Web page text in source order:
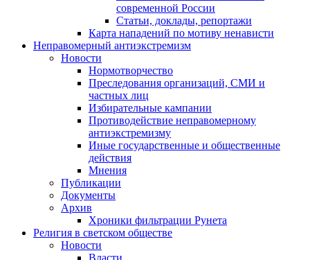
современной России
Статьи, доклады, репортажи
Карта нападений по мотиву ненависти
Неправомерный антиэкстремизм
Новости
Нормотворчество
Преследования организаций, СМИ и
частных лиц
Избирательные кампании
Противодействие неправомерному
антиэкстремизму
Иные государственные и общественные
действия
Мнения
Публикации
Документы
Архив
Хроники фильтрации Рунета
Религия в светском обществе
Новости